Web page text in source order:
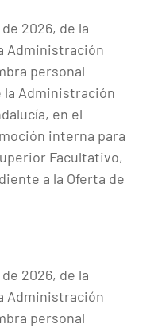
2026, de la
Administración
personal
Administración
en el
interna para
Facultativo,
a la Oferta de
2026, de la
Administración
personal